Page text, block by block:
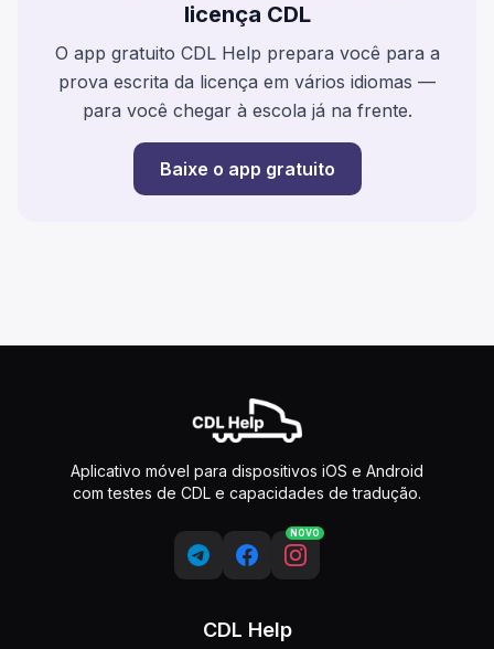
licença CDL
O app gratuito CDL Help prepara você para a
prova escrita da licença em vários idiomas —
para você chegar à escola já na frente.
Baixe o app gratuito
Aplicativo móvel para dispositivos iOS e Android
com testes de CDL e capacidades de tradução.
NOVO
CDL Help